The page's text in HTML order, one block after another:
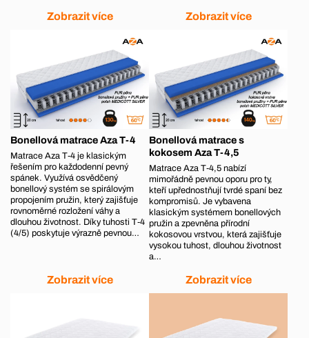
Zobrazit více Zobrazit více
Bonellová matrace Aza T-4
Matrace Aza T‑4 je klasickým
řešením pro každodenní pevný
spánek. Využívá osvědčený
bonellový systém se spirálovým
propojením pružin, který zajišťuje
rovnoměrné rozložení váhy a
dlouhou životnost. Díky tuhosti T‑4
(4/5) poskytuje výrazně pevnou…
Zobrazit více
Bonellová matrace s
kokosem Aza T-4,5
Matrace Aza T‑4,5 nabízí
mimořádně pevnou oporu pro ty,
kteří upřednostňují tvrdé spaní bez
kompromisů. Je vybavena
klasickým systémem bonellových
pružin a zpevněna přírodní
kokosovou vrstvou, která zajišťuje
vysokou tuhost, dlouhou životnost
a…
Zobrazit více